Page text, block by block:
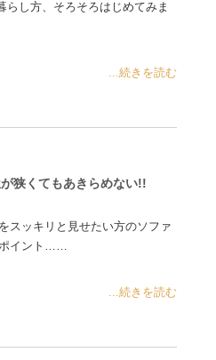
らし方、そろそろはじめてみま
...続きを読む
狭くてもあきらめない!!
スッキリと見せたい方のソファ
イント……
...続きを読む